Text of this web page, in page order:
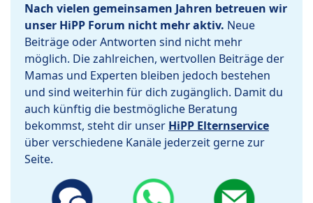
Nach vielen gemeinsamen Jahren betreuen wir
unser HiPP Forum nicht mehr aktiv. Neue
Beiträge oder Antworten sind nicht mehr
möglich. Die zahlreichen, wertvollen Beiträge der
Mamas und Experten bleiben jedoch bestehen
und sind weiterhin für dich zugänglich. Damit du
auch künftig die bestmögliche Beratung
bekommst, steht dir unser HiPP Elternservice
über verschiedene Kanäle jederzeit gerne zur
Seite.